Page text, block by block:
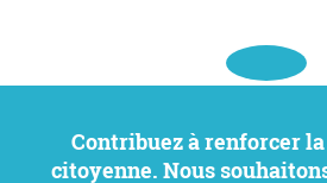
Contribuez à renforcer la participation
citoyenne. Nous